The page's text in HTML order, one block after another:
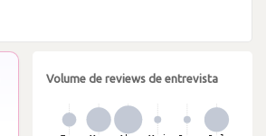
Volume de reviews de entrevista